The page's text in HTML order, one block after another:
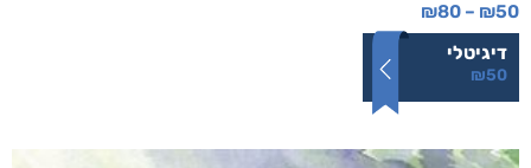
₪50
–
₪80
דיגיטלי
₪50